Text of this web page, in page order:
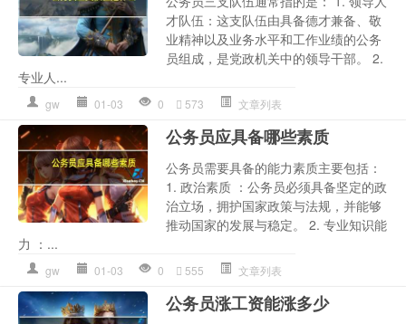
才队伍：这支队伍由具备德才兼备、敬
业精神以及业务水平和工作业绩的公务
员组成，是党政机关中的领导干部。 2.
专业人...
gw 01-03 0 573 文章列表
公务员应具备哪些素质
公务员需要具备的能力素质主要包括：
1. 政治素质 ：公务员必须具备坚定的政
治立场，拥护国家政策与法规，并能够
推动国家的发展与稳定。 2. 专业知识能
力 ：...
gw 01-03 0 555 文章列表
公务员涨工资能涨多少